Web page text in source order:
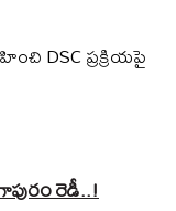
DSC ప్రక్రియపై
భోగాపురం రెడీ..!